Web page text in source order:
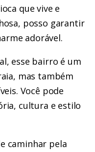
que vive e
posso garantir
adorável.
esse bairro é um
mas também
Você pode
cultura e estilo
caminhar pela